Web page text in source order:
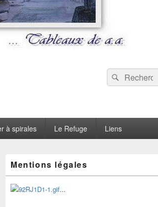
Recherche :
Rechercher
à spirales Le Refuge Liens
principale
de
widget
pour
Mentions légales
...